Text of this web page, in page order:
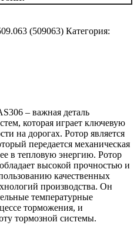
(509063) Категория:
– важная деталь
которая играет ключевую
на дорогах. Ротор является
передается механическая
в тепловую энергию. Ротор
высокой прочностью и
качественных
производства. Он
температурные
торможения, и
тормозной системы.